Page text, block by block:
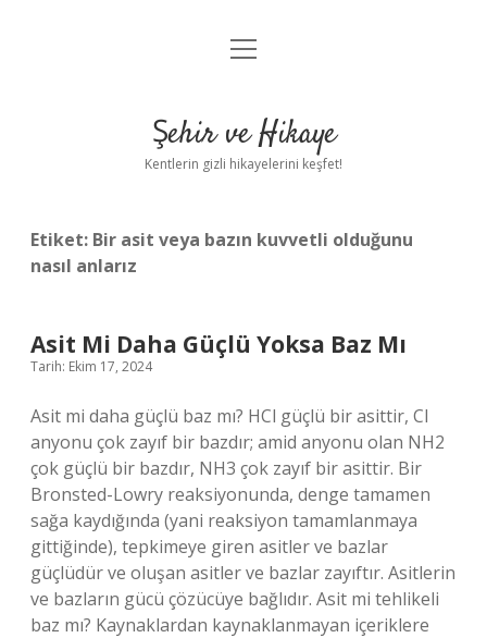
Anasayfa
Yasal Uyarı
menüyü
Şehir ve Hikaye
Kentlerin gizli hikayelerini keşfet!
Etiket: Bir asit veya bazın kuvvetli olduğunu
nasıl anlarız
Asit Mi Daha Güçlü Yoksa Baz Mı
Tarih: Ekim 17, 2024
Asit mi daha güçlü baz mı? HCl güçlü bir asittir, Cl
anyonu çok zayıf bir bazdır; amid anyonu olan NH2
çok güçlü bir bazdır, NH3 çok zayıf bir asittir. Bir
Bronsted-Lowry reaksiyonunda, denge tamamen
sağa kaydığında (yani reaksiyon tamamlanmaya
gittiğinde), tepkimeye giren asitler ve bazlar
güçlüdür ve oluşan asitler ve bazlar zayıftır. Asitlerin
ve bazların gücü çözücüye bağlıdır. Asit mi tehlikeli
baz mı? Kaynaklardan kaynaklanmayan içeriklere